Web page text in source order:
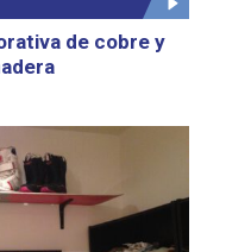
de cobre y